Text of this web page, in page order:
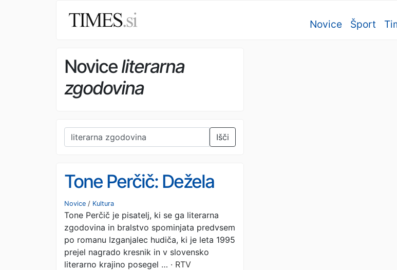
Novice Šport
Noviceliterarna
zgodovina
Išči
Tone Perčič: Dežela
Novice / Kultura
Tone Perčič je pisatelj, ki se ga literarna
zgodovina in bralstvo spominjata predvsem
po romanu Izganjalec hudiča, ki je leta 1995
prejel nagrado kresnik in v slovensko
literarno krajino posegel … · RTV